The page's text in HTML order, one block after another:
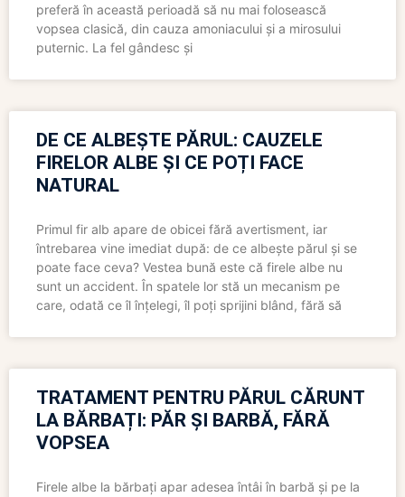
preferă în această perioadă să nu mai folosească
vopsea clasică, din cauza amoniacului și a mirosului
puternic. La fel gândesc și
DE CE ALBEȘTE PĂRUL: CAUZELE
FIRELOR ALBE ȘI CE POȚI FACE
NATURAL
Primul fir alb apare de obicei fără avertisment, iar
întrebarea vine imediat după: de ce albește părul și se
poate face ceva? Vestea bună este că firele albe nu
sunt un accident. În spatele lor stă un mecanism pe
care, odată ce îl înțelegi, îl poți sprijini blând, fără să
TRATAMENT PENTRU PĂRUL CĂRUNT
LA BĂRBAȚI: PĂR ȘI BARBĂ, FĂRĂ
VOPSEA
Firele albe la bărbați apar adesea întâi în barbă și pe la